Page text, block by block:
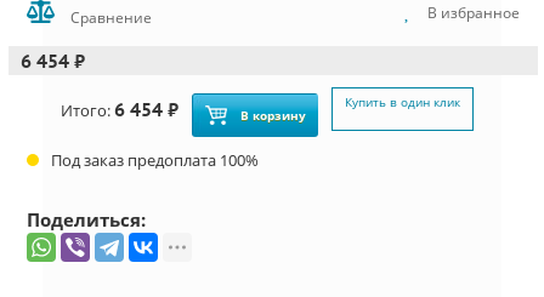
Сравнение В избранное
6 454 ₽
Итого:6 454 ₽ В корзину
Купить в один клик
Под заказ предоплата 100%
Поделиться: